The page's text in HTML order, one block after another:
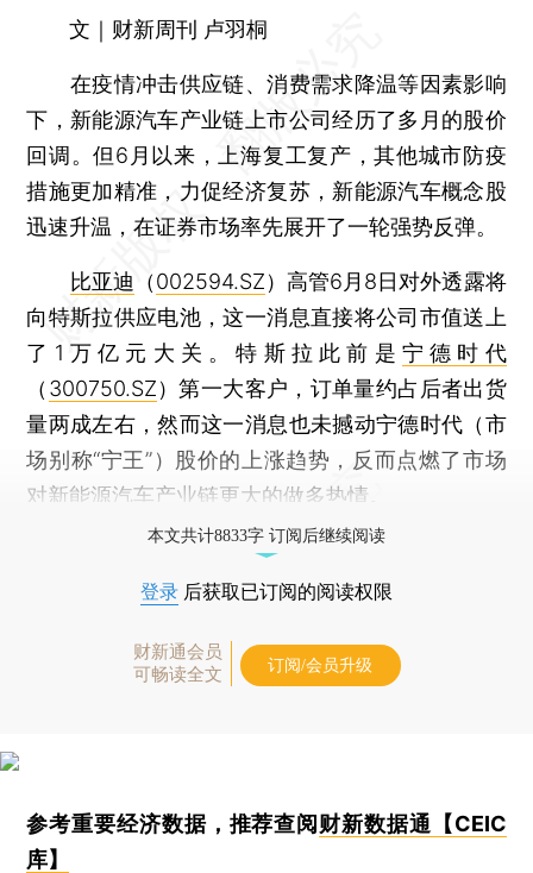
文｜财新周刊 卢羽桐
在疫情冲击供应链、消费需求降温等因素影响
下，新能源汽车产业链上市公司经历了多月的股价
回调。但6月以来，上海复工复产，其他城市防疫
措施更加精准，力促经济复苏，新能源汽车概念股
迅速升温，在证券市场率先展开了一轮强势反弹。
比亚迪 （002594.SZ）高管6月8日对外透露将
向特斯拉供应电池，这一消息直接将公司市值送上
了1万亿元大关。特斯拉此前是 宁德时代
（ 300750.SZ）第一大客户，订单量约占后者出货
量两成左右，然而这一消息也未撼动宁德时代（市
场别称“宁王”）股价的上涨趋势，反而点燃了市场
对新能源汽车产业链更大的做多热情。
本文共计8833字 订阅后继续阅读
登录 后获取已订阅的阅读权限
财新通会员
可畅读全文
订阅/会员升级
参考重要经济数据，推荐查阅 财新数据通【CEIC
库】